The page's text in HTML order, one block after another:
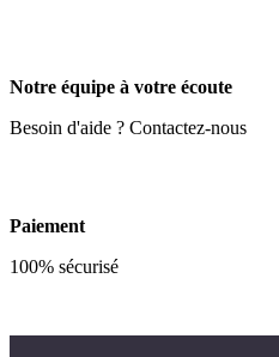
Notre équipe à votre écoute
Besoin d'aide ? Contactez-nous
Paiement
100% sécurisé